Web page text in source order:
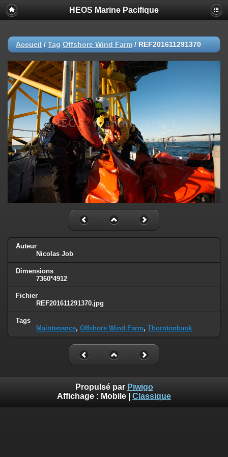
HEOS Marine Pacifique
Accueil / Tag Offshore Wind Farm / REF201611291370
Auteur
Nicolas Job
Dimensions
7360*4912
Fichier
REF201611291370.jpg
Tags
Maintenance, Offshore Wind Farm, Thorntonbank
Propulsé par Piwigo
Affichage : Mobile Classique